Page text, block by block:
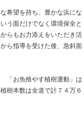
希望を持ち、豊かな浜にな
う面だけでなく環境保全と
らもお力添えをいただき活
ら指導を受けた後、急斜面
「お魚殖やす植樹運動」は
樹本数は全道で計７４万６